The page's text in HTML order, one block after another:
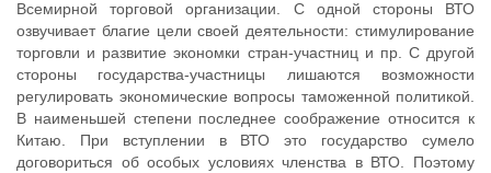
Всемирной торговой организации. С одной стороны ВТО
озвучивает благие цели своей деятельности: стимулирование
торговли и развитие экономки стран-участниц и пр. С другой
стороны государства-участницы лишаются возможности
регулировать экономические вопросы таможенной политикой.
В наименьшей степени последнее соображение относится к
Китаю. При вступлении в ВТО это государство сумело
договориться об особых условиях членства в ВТО. Поэтому